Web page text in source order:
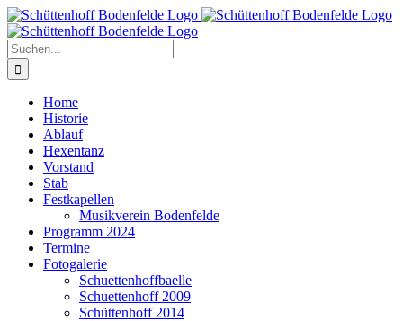
Zum
Inhalt
springen
Suche
nach:
Home
Historie
Ablauf
Hexentanz
Vorstand
Stab
Festkapellen
Musikverein Bodenfelde
Programm 2024
Termine
Fotogalerie
Schuettenhoffbaelle
Schuettenhoff 2009
Schüttenhoff 2014